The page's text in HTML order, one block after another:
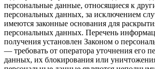
персональные данные, относящиеся к
персональных данных, за исключением
имеются законные основания для
персональных данных. Перечень
получения установлен Законом о
— требовать от оператора уточнения его
данных, их блокирования или